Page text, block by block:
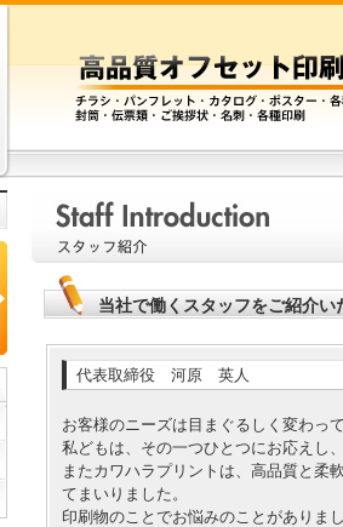
当社で働くスタッフをご紹介い
代表取締役 河原 英人
お客様のニーズは目まぐるしく変わって
私どもは、その一つひとつにお応えし
またカワハラプリントは、高品質と柔
てまいりました。
印刷物のことでお悩みのことがありま